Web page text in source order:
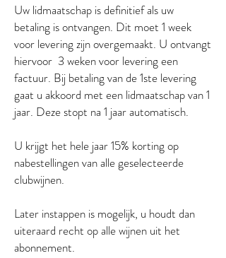
Uw lidmaatschap is definitief als uw
betaling is ontvangen. Dit moet 1 week
voor levering zijn overgemaakt. U ontvangt
hiervoor 3 weken voor levering een
factuur. Bij betaling van de 1ste levering
gaat u akkoord met een lidmaatschap van 1
jaar. Deze stopt na 1 jaar automatisch.
U krijgt het hele jaar 15% korting op
nabestellingen van alle geselecteerde
clubwijnen.
Later instappen is mogelijk, u houdt dan
uiteraard recht op alle wijnen uit het
abonnement.